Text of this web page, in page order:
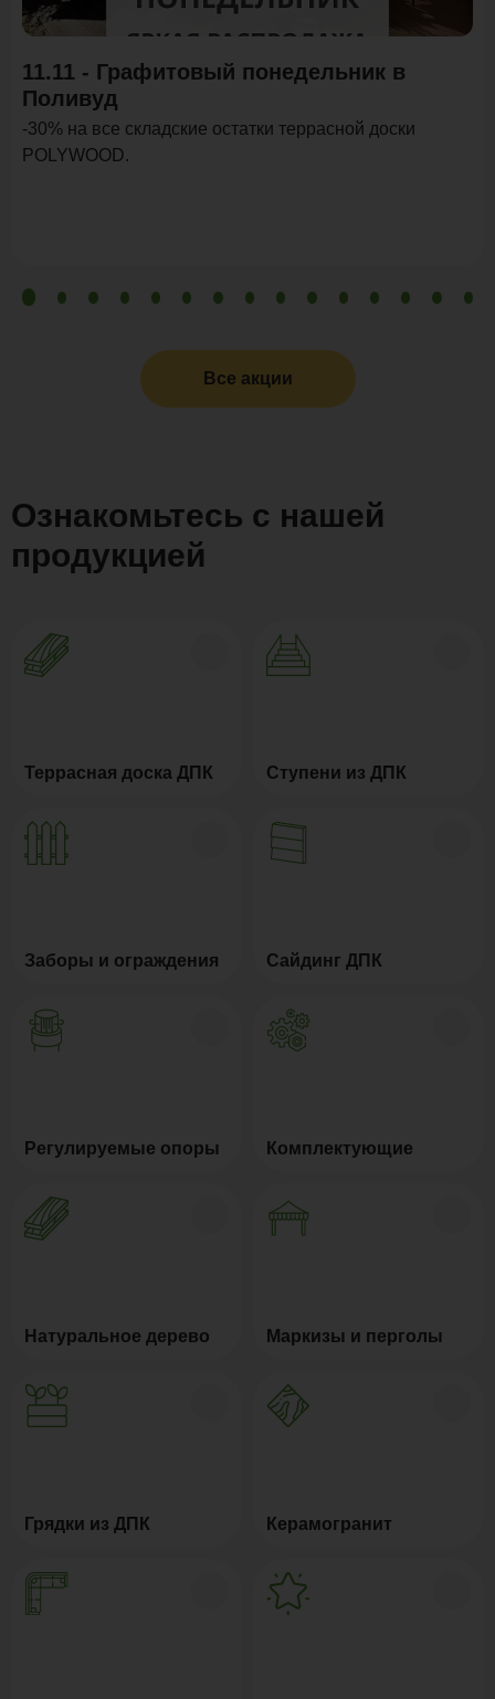
11.11 - Графитовый понедельник в
Поливуд
-30% на все складские остатки террасной доски
POLYWOOD.
Все акции
Ознакомьтесь с нашей
продукцией
Террасная доска ДПК Ступени из ДПК
Заборы и ограждения Сайдинг ДПК
Регулируемые опоры Комплектующие
Натуральное дерево Маркизы и перголы
Грядки из ДПК Керамогранит